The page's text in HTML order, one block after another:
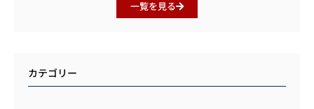
一覧を見る
カテゴリー